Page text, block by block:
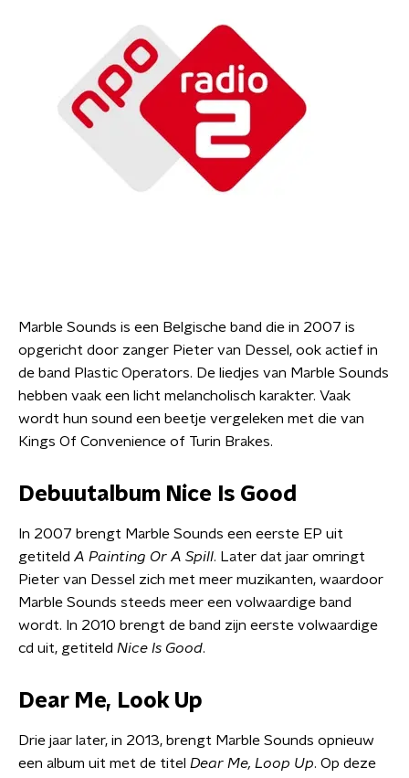
Marble Sounds is een Belgische band die in 2007 is
opgericht door zanger Pieter van Dessel, ook actief in
de band Plastic Operators. De liedjes van Marble Sounds
hebben vaak een licht melancholisch karakter. Vaak
wordt hun sound een beetje vergeleken met die van
Kings Of Convenience of Turin Brakes.
Debuutalbum Nice Is Good
In 2007 brengt Marble Sounds een eerste EP uit
getiteld A Painting Or A Spill. Later dat jaar omringt
Pieter van Dessel zich met meer muzikanten, waardoor
Marble Sounds steeds meer een volwaardige band
wordt. In 2010 brengt de band zijn eerste volwaardige
cd uit, getiteld Nice Is Good.
Dear Me, Look Up
Drie jaar later, in 2013, brengt Marble Sounds opnieuw
een album uit met de titel Dear Me, Loop Up. Op deze